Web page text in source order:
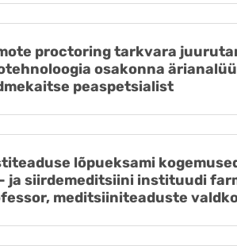
proctoring tarkvara
osakonna
peaspetsialist
lõpueksami
ja siirdemeditsiini instituudi
meditsiiniteaduste